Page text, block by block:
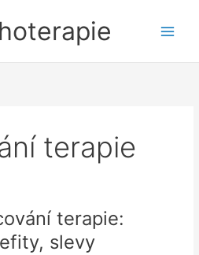
terapie
terapie:
slevy